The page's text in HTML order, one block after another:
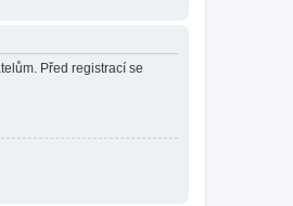
Před registrací se